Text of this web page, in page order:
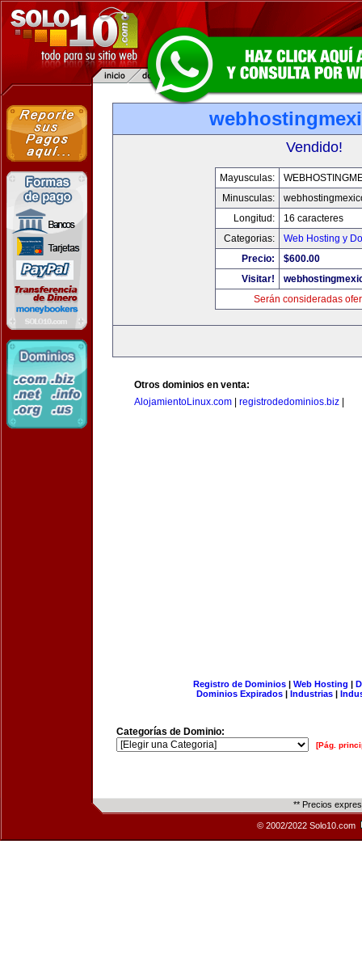
Vendido!
Mayusculas:
Minusculas:
Longitud:
16 caracteres
Categorias:
Web Hosting y
Precio:
$600.00
Visitar!
Serán consideradas
Otros dominios en venta:
AlojamientoLinux.com
registrodedominios.biz
Registro de Dominios| Web Hosting |
Dominios Expirados | Industrias |
Categorías de Dominio:
[Pág.
** Precios
© 2002/2022 Solo10.com